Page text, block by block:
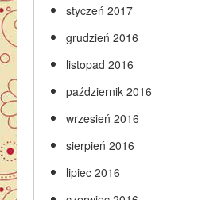
styczeń 2017
grudzień 2016
listopad 2016
październik 2016
wrzesień 2016
sierpień 2016
lipiec 2016